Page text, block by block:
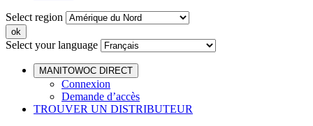
Select region
Select your language
MANITOWOC DIRECT
Connexion
Demande d’accès
TROUVER UN DISTRIBUTEUR